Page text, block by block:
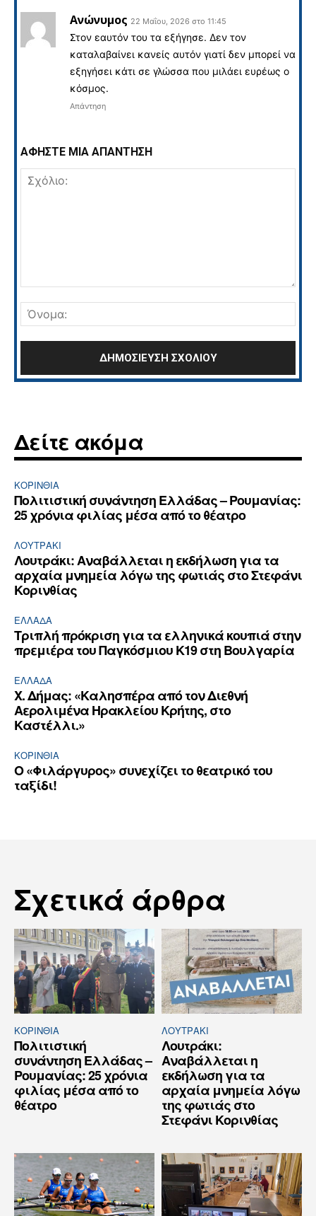
Ανώνυμος 22 Μαΐου, 2026 στο 11:45
Στον εαυτόν του τα εξήγησε. Δεν τον
καταλαβαίνει κανείς αυτόν γιατί δεν μπορεί να
εξηγήσει κάτι σε γλώσσα που μιλάει ευρέως ο
κόσμος.
Απάντηση
ΑΦΗΣΤΕ ΜΙΑ ΑΠΑΝΤΗΣΗ
Δείτε ακόμα
ΚΟΡΙΝΘΊΑ
Πολιτιστική συνάντηση Ελλάδας – Ρουμανίας:
25 χρόνια φιλίας μέσα από το θέατρο
ΛΟΥΤΡΆΚΙ
Λουτράκι: Αναβάλλεται η εκδήλωση για τα
αρχαία μνημεία λόγω της φωτιάς στο Στεφάνι
Κορινθίας
ΕΛΛΆΔΑ
Τριπλή πρόκριση για τα ελληνικά κουπιά στην
πρεμιέρα του Παγκόσμιου Κ19 στη Βουλγαρία
ΕΛΛΆΔΑ
Χ. Δήμας: «Καλησπέρα από τον Διεθνή
Αερολιμένα Ηρακλείου Κρήτης, στο
Καστέλλι.»
ΚΟΡΙΝΘΊΑ
Ο «Φιλάργυρος» συνεχίζει το θεατρικό του
ταξίδι!
Σχετικά άρθρα
ΚΟΡΙΝΘΊΑ
Πολιτιστική
συνάντηση Ελλάδας –
Ρουμανίας: 25 χρόνια
φιλίας μέσα από το
θέατρο
ΛΟΥΤΡΆΚΙ
Λουτράκι:
Αναβάλλεται η
εκδήλωση για τα
αρχαία μνημεία λόγω
της φωτιάς στο
Στεφάνι Κορινθίας